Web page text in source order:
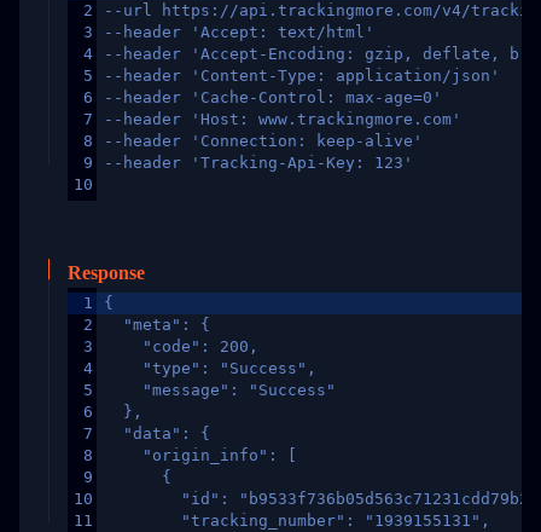
2
3
4
5
6
7
8
9
10
--url https://api.trackingmore.com/v4/trackings/
--header 'Accept: text/html'
--header 'Accept-Encoding: gzip, deflate,
--header 'Content-Type: application/json'
--header 'Cache-Control: max-age=0'
--header 'Host: www.trackingmore.com'
--header 'Connection: keep-alive'
--header 'Tracking-Api-Key: 123'
Response
1
2
3
4
5
6
7
8
9
10
11
{
  "meta": {
    "code": 200,
    "type": "Success",
    "message": "Success"
  },
  "data": {
    "origin_info": [
      {
"id":
        "tracking_number": "1939155131",